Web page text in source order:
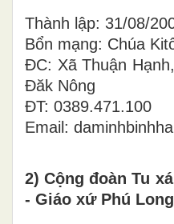
Thành lập: 31/08/
Bổn mạng: Chúa
ĐC: Xã Thuận
Đăk Nông
ĐT: 0389.471.100
Email:
2) Cộng đoàn Tu
- Giáo xứ Phú Long